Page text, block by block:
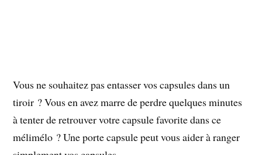
Vous ne souhaitez pas entasser vos capsules dans un
tiroir ? Vous en avez marre de perdre quelques minutes
à tenter de retrouver votre capsule favorite dans ce
mélimélo ? Une porte capsule peut vous aider à ranger